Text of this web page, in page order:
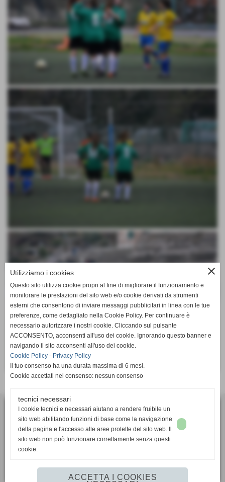
ASD Calcio Femminile SUPERBA
via Bartolomeo Bianco 6, 16127 - Genova (GE)
P.I. 01405910991
close
Utilizziamo i cookies
Questo sito utilizza cookie propri al fine di migliorare il funzionamento e
monitorare le prestazioni del sito web e/o cookie derivati da strumenti
esterni che consentono di inviare messaggi pubblicitari in linea con le tue
preferenze, come dettagliato nella Cookie Policy. Per continuare è
necessario autorizzare i nostri cookie. Cliccando sul pulsante
ACCONSENTO, acconsenti all'uso dei cookie. Ignorando questo banner e
navigando il sito acconsenti all'uso dei cookie.
Cookie Policy - Privacy Policy
Il tuo consenso ha una durata massima di 6 mesi.
Cookie accettati nel consenso: nessun consenso
tecnici necessari
I cookie tecnici e necessari aiutano a rendere fruibile un
sito web abilitando funzioni di base come la navigazione
della pagina e l'accesso alle aree protette del sito web. Il
sito web non può funzionare correttamente senza questi
cookie.
ACCETTA I COOKIES